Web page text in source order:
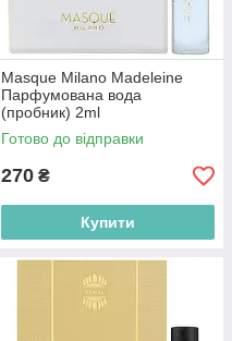
Masque Milano Madeleine
Парфумована вода
(пробник) 2ml
(2000220016117)
Готово до відправки
270 ₴
Купити